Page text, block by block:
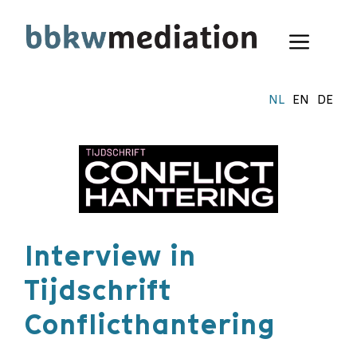
naar
NL EN DE
Menu
Interview in
Tijdschrift
Conflicthantering